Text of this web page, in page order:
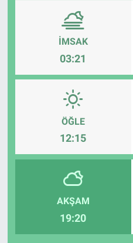
İMSAK
03:21
ÖĞLE
12:15
AKŞAM
19:20